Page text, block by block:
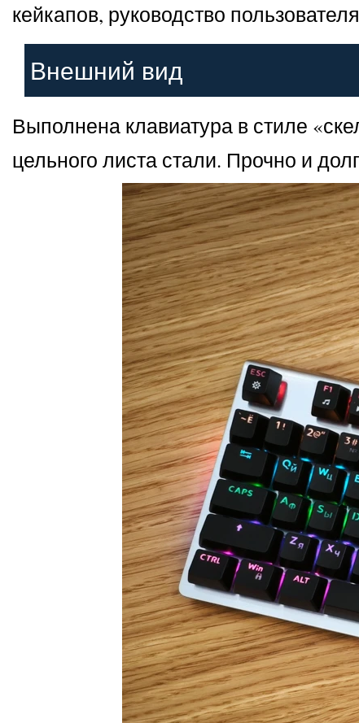
кейкапов, руководство
Внешний вид
Выполнена клавиатура в стиле
цельного листа стали. Прочно и